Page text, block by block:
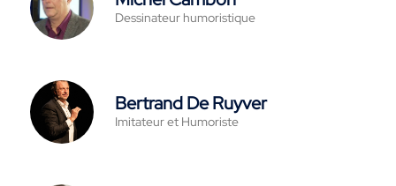
Dessinateur humoristique
Bertrand De Ruyver
Imitateur et Humoriste